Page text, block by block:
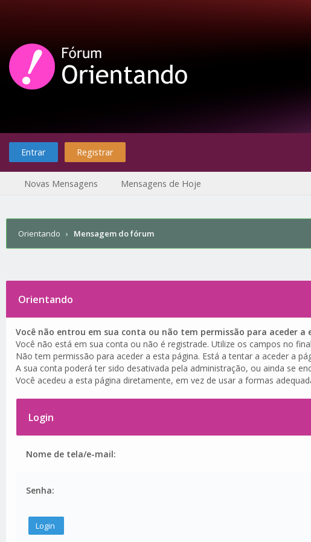
Entrar Registrar
Novas Mensagens Mensagens de Hoje
Orientando › Mensagem do fórum
Orientando
Você não entrou em sua conta ou não tem permissão para aceder
Você não está em sua conta ou não é registrade. Utilize os campos no
Não tem permissão para aceder a esta página. Está a tentar a aceder a
A sua conta poderá ter sido desativada pela administração, ou ainda se
Você acedeu a esta página diretamente, em vez de usar a formas
Login
Nome de tela/e-mail:
Senha: